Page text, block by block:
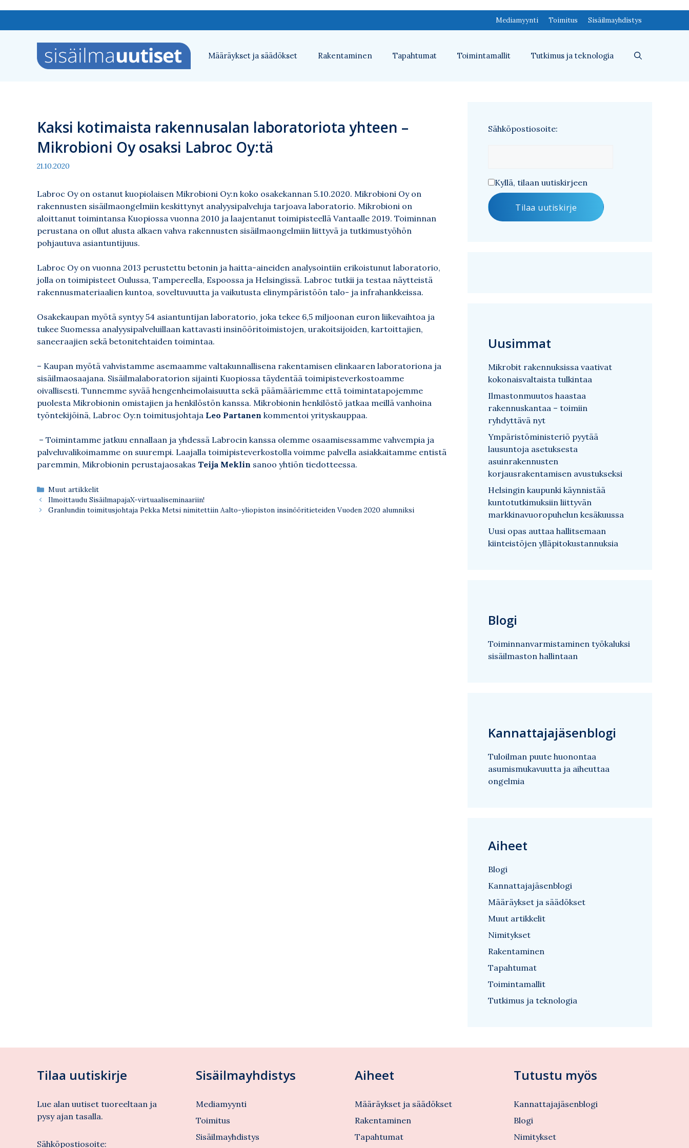
sisältöön
Mediamyynti Toimitus Sisäilmayhdistys
Määräykset ja säädökset Rakentaminen Tapahtumat Toimintamallit Tutkimus ja teknologia
Kaksi kotimaista rakennusalan laboratoriota yhteen –
Mikrobioni Oy osaksi Labroc Oy:tä
21.10.2020
Labroc Oy on ostanut kuopiolaisen Mikrobioni Oy:n koko osakekannan 5.10.2020. Mikrobioni Oy on
rakennusten sisäilmaongelmiin keskittynyt analyysipalveluja tarjoava laboratorio. Mikrobioni on
aloittanut toimintansa Kuopiossa vuonna 2010 ja laajentanut toimipisteellä Vantaalle 2019. Toiminnan
perustana on ollut alusta alkaen vahva rakennusten sisäilmaongelmiin liittyvä ja tutkimustyöhön
pohjautuva asiantuntijuus.
Labroc Oyon vuonna 2013 perustettu betonin ja haitta-aineiden analysointiin erikoistunut laboratorio,
jolla on toimipisteet Oulussa, Tampereella, Espoossa ja Helsingissä. Labroc tutkii ja testaa näytteistä
rakennusmateriaalien kuntoa, soveltuvuutta ja vaikutusta elinympäristöön talo- ja infrahankkeissa.
Osakekaupan myötä syntyy 54 asiantuntijan laboratorio, joka tekee 6,5 miljoonan euron liikevaihtoa ja
tukee Suomessa analyysipalveluillaan kattavasti insinööritoimistojen, urakoitsijoiden, kartoittajien,
saneeraajien sekä betonitehtaiden toimintaa.
– Kaupan myötä vahvistamme asemaamme valtakunnallisena rakentamisen elinkaaren laboratoriona ja
sisäilmaosaajana. Sisäilmalaboratorion sijainti Kuopiossa täydentää toimipisteverkostoamme
oivallisesti. Tunnemme syvää hengenheimolaisuutta sekä päämääriemme että toimintatapojemme
puolesta Mikrobionin omistajien ja henkilöstön kanssa. Mikrobionin henkilöstö jatkaa meillä vanhoina
työntekijöinä, Labroc Oy:n toimitusjohtaja Leo Partanen kommentoi yrityskauppaa.
– Toimintamme jatkuu ennallaan ja yhdessä Labrocin kanssa olemme osaamisessamme vahvempia ja
palveluvalikoimamme on suurempi. Laajalla toimipisteverkostolla voimme palvella asiakkaitamme entistä
paremmin, Mikrobionin perustajaosakas Teija Meklin sanoo yhtiön tiedotteessa.
Kategoriat
Muut artikkelit
Ilmoittaudu SisäilmapajaX-virtuaaliseminaariin!
Granlundin toimitusjohtaja Pekka Metsi nimitettiin Aalto-yliopiston insinööritieteiden Vuoden 2020 alumniksi
Sähköpostiosoite:
Kyllä, tilaan uutiskirjeen
Uusimmat
Mikrobit rakennuksissa vaativat
kokonaisvaltaista tulkintaa
Ilmastonmuutos haastaa
rakennuskantaa – toimiin
ryhdyttävä nyt
Ympäristöministeriö pyytää
lausuntoja asetuksesta
asuinrakennusten
korjausrakentamisen avustukseksi
Helsingin kaupunki käynnistää
kuntotutkimuksiin liittyvän
markkinavuoropuhelun kesäkuussa
Uusi opas auttaa hallitsemaan
kiinteistöjen ylläpitokustannuksia
Blogi
Toiminnanvarmistaminen työkaluksi
sisäilmaston hallintaan
Kannattajajäsenblogi
Tuloilman puute huonontaa
asumismukavuutta ja aiheuttaa
ongelmia
Aiheet
Blogi
Kannattajajäsenblogi
Määräykset ja säädökset
Muut artikkelit
Nimitykset
Rakentaminen
Tapahtumat
Toimintamallit
Tutkimus ja teknologia
Tilaa uutiskirje
Lue alan uutiset tuoreeltaan ja
pysy ajan tasalla.
Sähköpostiosoite:
Sisäilmayhdistys
Mediamyynti
Toimitus
Sisäilmayhdistys
Aiheet
Määräykset ja säädökset
Rakentaminen
Tapahtumat
Tutustu myös
Kannattajajäsenblogi
Blogi
Nimitykset